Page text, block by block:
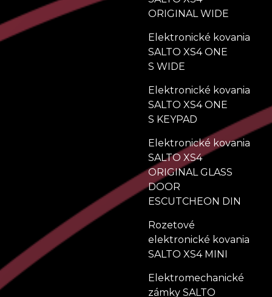
ORIGINAL WIDE
Elektronické kovania
SALTO XS4 ONE
S WIDE
Elektronické kovania
SALTO XS4 ONE
S KEYPAD
Elektronické kovania
SALTO XS4
ORIGINAL GLASS
DOOR
ESCUTCHEON DIN
Rozetové
elektronické kovania
SALTO XS4 MINI
Elektromechanické
zámky SALTO